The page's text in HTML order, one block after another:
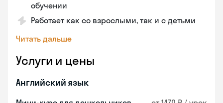
обучении
Работает как со взрослыми, так и с детьми
Читать дальше
Услуги и цены
Английский язык